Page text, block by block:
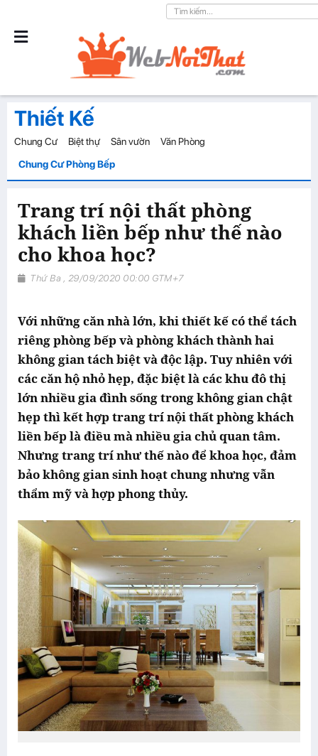
Thiết Kế
Chung Cư Biệt thự Sân vườn
Văn Phòng
Chung Cư Phòng Bếp
Trang trí nội thất phòng
khách liền bếp như thế nào
cho khoa học?
Thứ Ba , 29/09/2020 00:00 GTM+7
Với những căn nhà lớn, khi thiết kế có thể tách
riêng phòng bếp và phòng khách thành hai
không gian tách biệt và độc lập. Tuy nhiên với
các căn hộ nhỏ hẹp, đặc biệt là các khu đô thị
lớn nhiều gia đình sống trong không gian chật
hẹp thì kết hợp trang trí nội thất phòng khách
liền bếp là điều mà nhiều gia chủ quan tâm.
Nhưng trang trí như thế nào để khoa học, đảm
bảo không gian sinh hoạt chung nhưng vẫn
thẩm mỹ và hợp phong thủy.